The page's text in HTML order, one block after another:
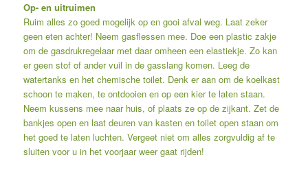
Op- en uitruimen
Ruim alles zo goed mogelijk op en gooi afval weg. Laat zeker
geen eten achter! Neem gasflessen mee. Doe een plastic zakje
om de gasdrukregelaar met daar omheen een elastiekje. Zo kan
er geen stof of ander vuil in de gasslang komen. Leeg de
watertanks en het chemische toilet. Denk er aan om de koelkast
schoon te maken, te ontdooien en op een kier te laten staan.
Neem kussens mee naar huis, of plaats ze op de zijkant. Zet de
bankjes open en laat deuren van kasten en toilet open staan om
het goed te laten luchten. Vergeet niet om alles zorgvuldig af te
sluiten voor u in het voorjaar weer gaat rijden!